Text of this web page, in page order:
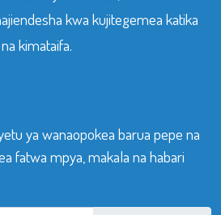
kwa kujitegemea katika
kimataifa.
ya wanaopokea barua pepe na
fatwa mpya, makala na habari